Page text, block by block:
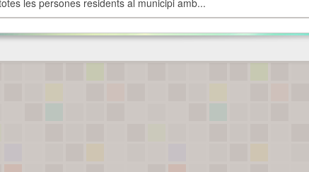
les persones residents al municipi amb...